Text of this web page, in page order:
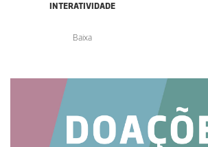
INTERATIVIDADE
Baixa